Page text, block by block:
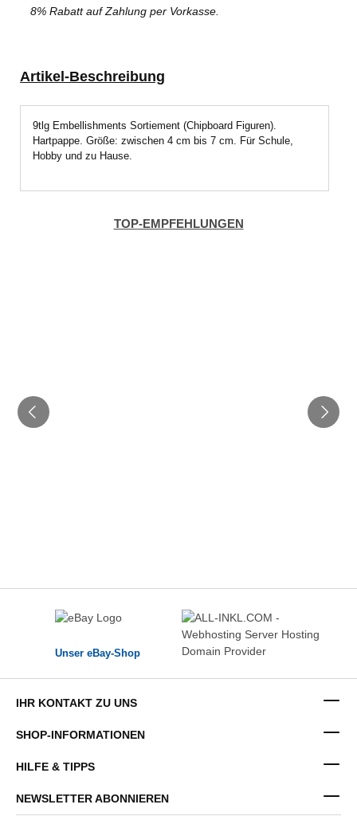
8% Rabatt auf Zahlung per Vorkasse.
Artikel-Beschreibung
9tlg Embellishments Sortiement (Chipboard Figuren).
Hartpappe. Größe: zwischen 4 cm bis 7 cm. Für Schule,
Hobby und zu Hause.
TOP-EMPFEHLUNGEN
Unser eBay-Shop
IHR KONTAKT ZU UNS
SHOP-INFORMATIONEN
HILFE & TIPPS
NEWSLETTER ABONNIEREN